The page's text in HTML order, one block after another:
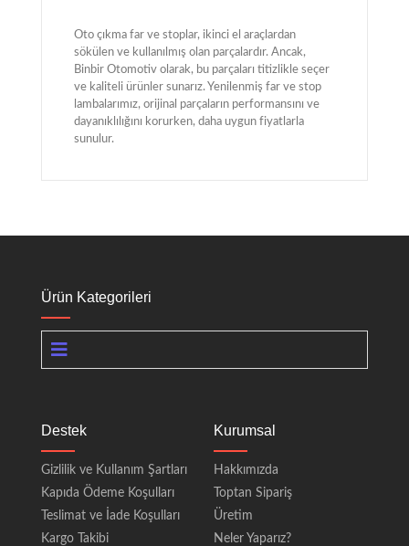
Oto çıkma far ve stoplar, ikinci el araçlardan
sökülen ve kullanılmış olan parçalardır. Ancak,
Binbir Otomotiv olarak, bu parçaları titizlikle seçer
ve kaliteli ürünler sunarız. Yenilenmiş far ve stop
lambalarımız, orijinal parçaların performansını ve
dayanıklılığını korurken, daha uygun fiyatlarla
sunulur.
Ürün Kategorileri
Destek
Gizlilik ve Kullanım Şartları
Kapıda Ödeme Koşulları
Teslimat ve İade Koşulları
Kargo Takibi
Kurumsal
Hakkımızda
Toptan Sipariş
Üretim
Neler Yaparız?